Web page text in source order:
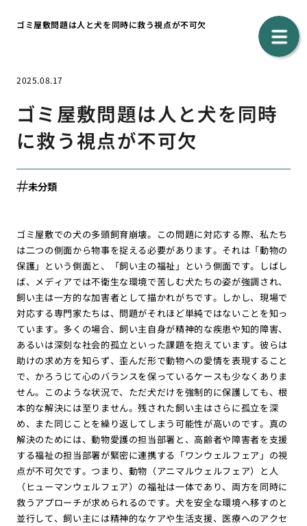
ゴミ屋敷問題は人と犬を同時に救う視点が不可欠
2025.08.17
ゴミ屋敷問題は人と犬を同時
に救う視点が不可欠
未分類
ゴミ屋敷での犬の多頭飼育崩壊。この問題に対応する際、私たち
は二つの側面から物事を捉える必要があります。それは「動物の
保護」という側面と、「飼い主の福祉」という側面です。しばし
ば、メディアでは不衛生な環境で苦しむ犬たちの姿が強調され、
飼い主は一方的な加害者として描かれがちです。しかし、現場で
対応する専門家たちは、問題がそれほど単純ではないことを知っ
ています。多くの場合、飼い主自身が精神的な疾患や知的障害、
あるいは深刻な社会的孤立といった課題を抱えています。彼らは
助けの求め方を知らず、歪んだ形で動物への愛情を表現すること
で、かろうじて心のバランスを保っているケースも少なくありま
せん。このような状況で、ただ犬だけを強制的に保護しても、根
本的な解決には至りません。残された飼い主はさらに孤立を深
め、また同じことを繰り返してしまう可能性が高いのです。真の
解決のためには、動物愛護の担当部署と、高齢者や障害者を支援
する福祉の担当部署が緊密に連携する「ワンウェルフェア」の視
点が不可欠です。つまり、動物（アニマルウェルフェア）と人
（ヒューマンウェルフェア）の福祉は一体であり、両方を同時に
救うアプローチが求められるのです。犬を安全な環境へ移すのと
並行して、飼い主には精神的なケアや生活支援、医療へのアクセ